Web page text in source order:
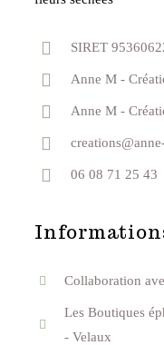
SIRET
Anne M -
Anne M -
06 08 71 25 43
Collaboration
Les Boutiques
- Velaux